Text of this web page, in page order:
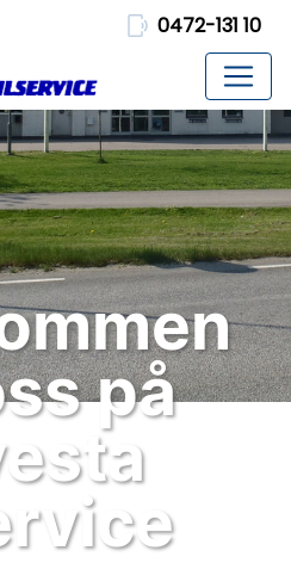
0472-131 10
på